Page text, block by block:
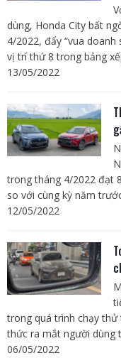
dùng, Honda City bất
4/2022, đẩy “vua doanh
vị trí thứ 8 trong bảng
13/05/2022
trong tháng 4/2022 đạt
so với cùng kỳ năm
12/05/2022
trong quá trình chạy thử
thức ra mắt người dùng
06/05/2022